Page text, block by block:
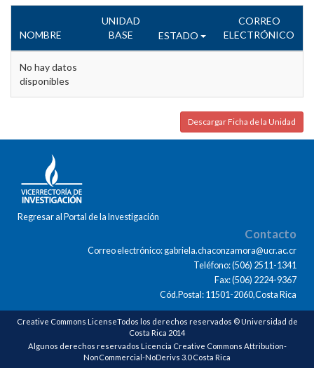
NOMBRE
UNIDAD
BASE
ESTADO
CORREO
ELECTRÓNICO
No hay datos
disponibles
Descargar Ficha de la Unidad
Regresar al Portal de la Investigación
Contacto
Correo electrónico: gabriela.chaconzamora@ucr.ac.cr
Teléfono: (506) 2511-1341
Fax: (506) 2224-9367
Cód.Postal: 11501-2060,Costa Rica
Creative Commons LicenseTodos los derechos reservados © Universidad de
Costa Rica 2014
Algunos derechos reservados Licencia Creative Commons Attribution-
NonCommercial-NoDerivs 3.0 Costa Rica